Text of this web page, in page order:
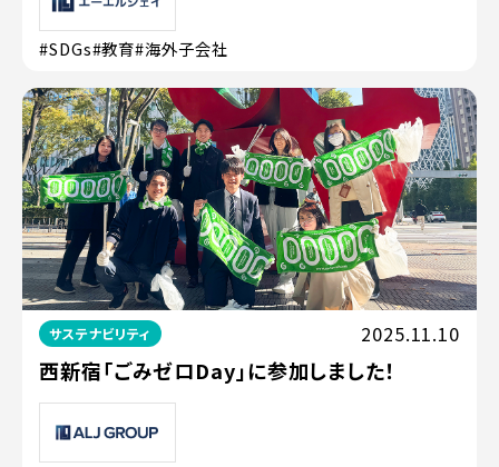
#SDGs#教育#海外子会社
サステナビリティ 2025.11.10
西新宿「ごみゼロDay」に参加しました！